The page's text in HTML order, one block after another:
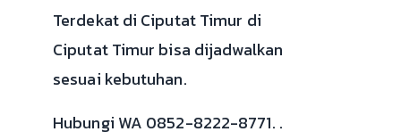
Terdekat di Ciputat Timur di
Ciputat Timur bisa dijadwalkan
sesuai kebutuhan.
Hubungi WA 0852-8222-8771. .